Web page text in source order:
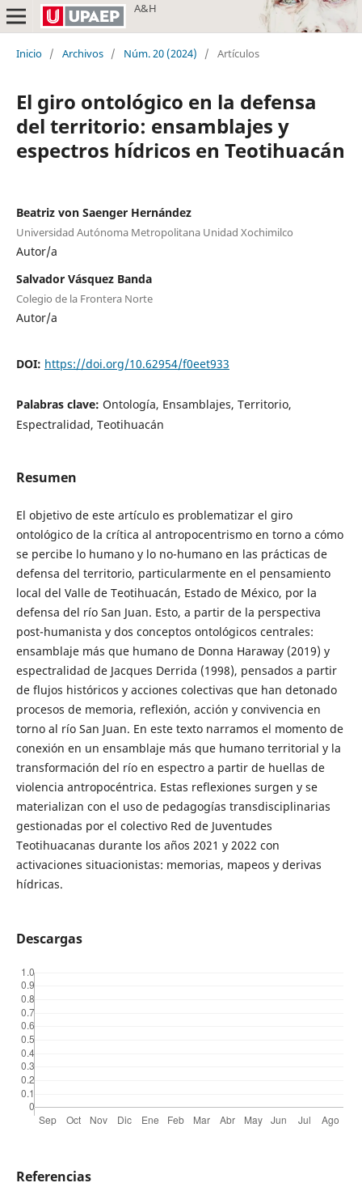
A&H
Inicio / Archivos / Núm. 20 (2024) / Artículos
El giro ontológico en la defensa
del territorio: ensamblajes y
espectros hídricos en Teotihuacán
Beatriz von Saenger Hernández
Universidad Autónoma Metropolitana Unidad Xochimilco
Autor/a
Salvador Vásquez Banda
Colegio de la Frontera Norte
Autor/a
DOI: https://doi.org/10.62954/f0eet933
Palabras clave: Ontología, Ensamblajes, Territorio,
Espectralidad, Teotihuacán
Resumen
El objetivo de este artículo es problematizar el giro
ontológico de la crítica al antropocentrismo en torno a cómo
se percibe lo humano y lo no-humano en las prácticas de
defensa del territorio, particularmente en el pensamiento
local del Valle de Teotihuacán, Estado de México, por la
defensa del río San Juan. Esto, a partir de la perspectiva
post-humanista y dos conceptos ontológicos centrales:
ensamblaje más que humano de Donna Haraway (2019) y
espectralidad de Jacques Derrida (1998), pensados a partir
de flujos históricos y acciones colectivas que han detonado
procesos de memoria, reflexión, acción y convivencia en
torno al río San Juan. En este texto narramos el momento de
conexión en un ensamblaje más que humano territorial y la
transformación del río en espectro a partir de huellas de
violencia antropocéntrica. Estas reflexiones surgen y se
materializan con el uso de pedagogías transdisciplinarias
gestionadas por el colectivo Red de Juventudes
Teotihuacanas durante los años 2021 y 2022 con
activaciones situacionistas: memorias, mapeos y derivas
hídricas.
Descargas
Referencias